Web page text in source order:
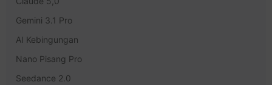
Gemini 3.1 Pro
AI Kebingungan
Nano Pisang Pro
Seedance 2.0